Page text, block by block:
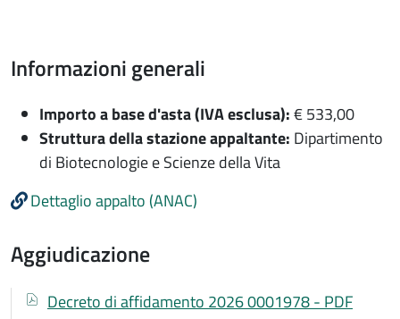
Informazioni generali
Informazioni generali
Importo a base d'asta (IVA esclusa):€ 533,00
Struttura della stazione appaltante: Dipartimento
di Biotecnologie e Scienze della Vita
Dettaglio appalto (ANAC)
Aggiudicazione
Aggiudicazione
Documenti
Documento
Decreto di affidamento 2026 0001978 - PDF